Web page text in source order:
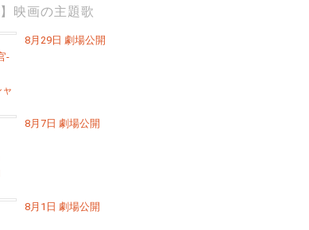
映画の主題歌
8月29日 劇場公開
-
8月7日 劇場公開
8月1日 劇場公開